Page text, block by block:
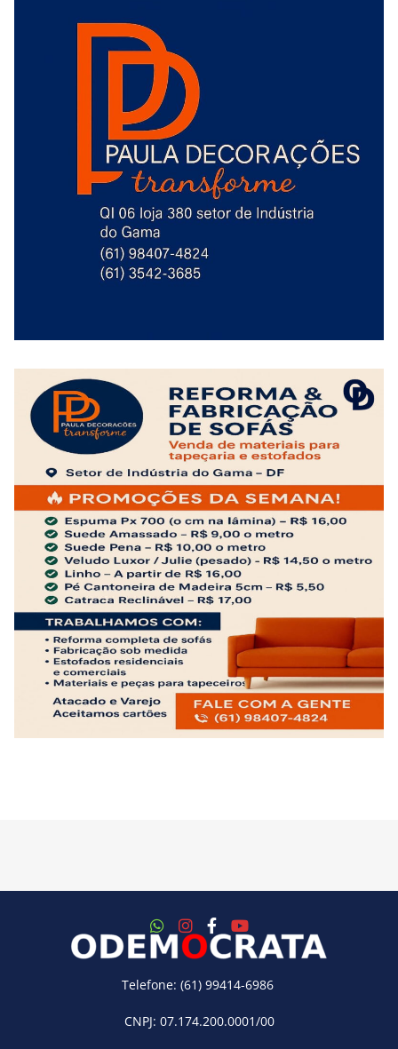
Telefone: (61) 99414-6986
CNPJ: 07.174.200.0001/00